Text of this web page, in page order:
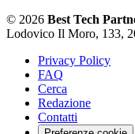
© 2026 Best Tech
Lodovico Il Moro, 133,
Privacy Policy
FAQ
Cerca
Redazione
Contatti